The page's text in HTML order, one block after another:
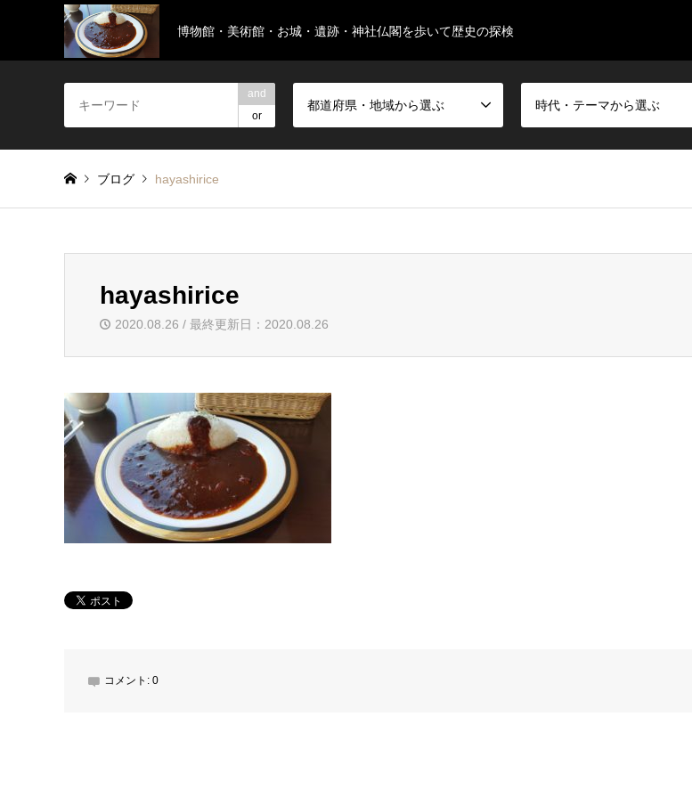
博物館・美術館・お城・遺跡・神社仏閣を歩いて歴史の探検
and
or
都道府県・地域から選ぶ 時代・テーマから選ぶ
ブログ hayashirice
hayashirice
2020.08.26 / 最終更新日：2020.08.26
コメント: 0